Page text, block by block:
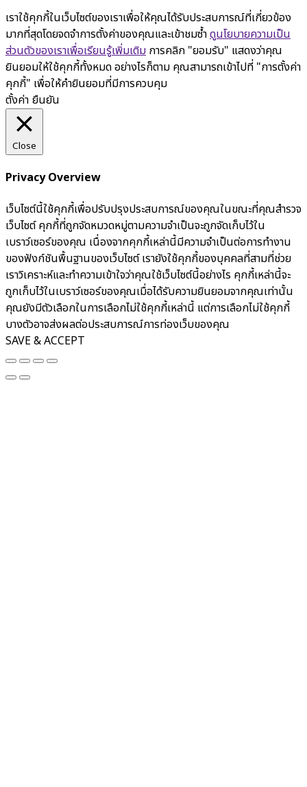
เราใช้คุกกี้ในเว็บไซต์ของเราเพื่อให้คุณได้รับประสบการณ์ที่เกี่ยวข้อง
มากที่สุดโดยจดจำการตั้งค่าของคุณและเข้าชมซ้ำดูนโยบายความเป็น
ส่วนตัวของเราเพื่อเรียนรู้เพิ่มเติม การคลิก "ยอมรับ" แสดงว่าคุณ
ยินยอมให้ใช้คุกกี้ทั้งหมด อย่างไรก็ตาม คุณสามารถเข้าไปที่ "การตั้งค่า
คุกกี้" เพื่อให้คำยินยอมที่มีการควบคุม
ตั้งค่า ยืนยัน
Close
Privacy Overview
เว็บไซต์นี้ใช้คุกกี้เพื่อปรับปรุงประสบการณ์ของคุณในขณะที่คุณสำรวจ
เว็บไซต์ คุกกี้ที่ถูกจัดหมวดหมู่ตามความจำเป็นจะถูกจัดเก็บไว้ใน
เบราว์เซอร์ของคุณ เนื่องจากคุกกี้เหล่านี้มีความจำเป็นต่อการทำงาน
ของฟังก์ชันพื้นฐานของเว็บไซต์ เรายังใช้คุกกี้ของบุคคลที่สามที่ช่วย
เราวิเคราะห์และทำความเข้าใจว่าคุณใช้เว็บไซต์นี้อย่างไร คุกกี้เหล่านี้จะ
ถูกเก็บไว้ในเบราว์เซอร์ของคุณเมื่อได้รับความยินยอมจากคุณเท่านั้น
คุณยังมีตัวเลือกในการเลือกไม่ใช้คุกกี้เหล่านี้ แต่การเลือกไม่ใช้คุกกี้
บางตัวอาจส่งผลต่อประสบการณ์การท่องเว็บของคุณ
SAVE & ACCEPT